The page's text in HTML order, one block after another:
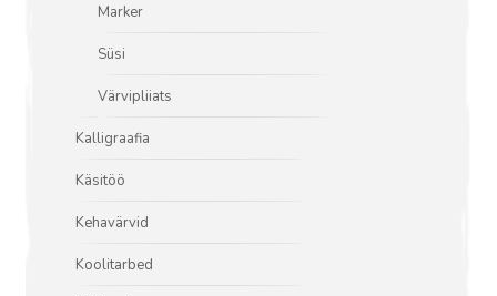
Marker
Süsi
Värvipliiats
Kalligraafia
Käsitöö
Kehavärvid
Koolitarbed